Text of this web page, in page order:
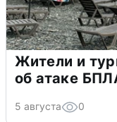
Жители и
об атаке
5 августа 0